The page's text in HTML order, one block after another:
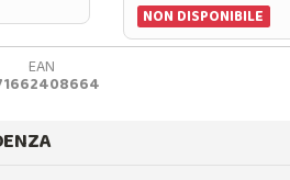
NON DISPONIBILE
EAN